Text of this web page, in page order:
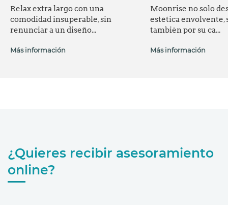
Relax extra largo con una
comodidad insuperable, sin
renunciar a un diseño...
Más información
Moonrise no solo
estética envolvente,
también por su ca...
Más información
¿Quieres recibir asesoramiento
online?